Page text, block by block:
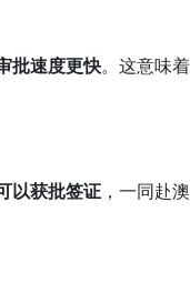
批速度更快。这意味
以获批签证 ，一同赴